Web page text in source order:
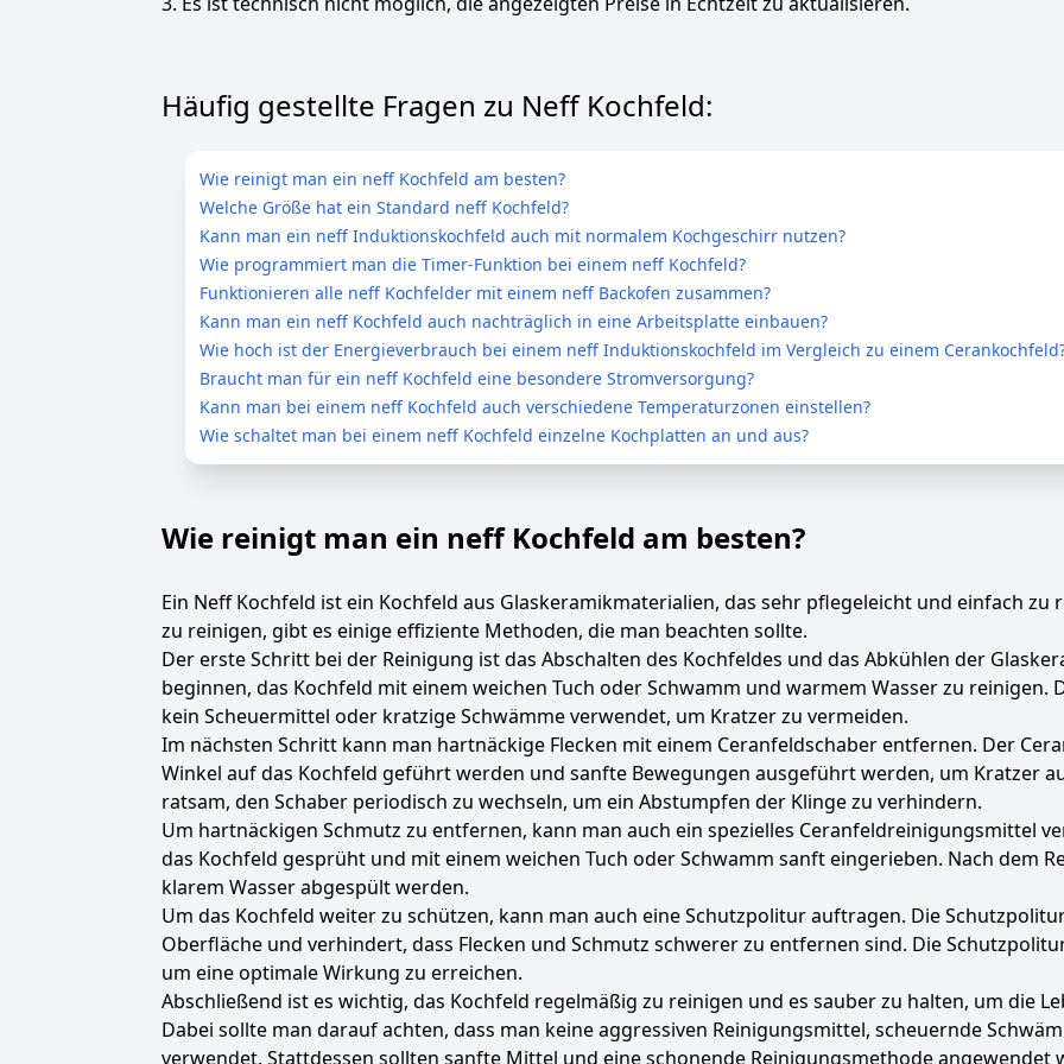
Häufig gestellte Fragen zu Neff Kochfeld:
Wie reinigt man ein neff Kochfeld am besten?
Welche Größe hat ein Standard neff Kochfeld?
Kann man ein neff Induktionskochfeld auch mit normalem Kochgeschirr nutzen?
Wie programmiert man die Timer-Funktion bei einem neff Kochfeld?
Funktionieren alle neff Kochfelder mit einem neff Backofen zusammen?
Kann man ein neff Kochfeld auch nachträglich in eine Arbeitsplatte einbauen?
Wie hoch ist der Energieverbrauch bei einem neff Induktionskochfeld im Vergleich zu einem
Braucht man für ein neff Kochfeld eine besondere Stromversorgung?
Kann man bei einem neff Kochfeld auch verschiedene Temperaturzonen einstellen?
Wie schaltet man bei einem neff Kochfeld einzelne Kochplatten an und aus?
Wie reinigt man ein neff Kochfeld am besten?
Ein Neff Kochfeld ist ein Kochfeld aus Glaskeramikmaterialien, das sehr pflegeleicht und einfach zu
zu reinigen, gibt es einige effiziente Methoden, die man beachten sollte.
Der erste Schritt bei der Reinigung ist das Abschalten des Kochfeldes und das Abkühlen der
beginnen, das Kochfeld mit einem weichen Tuch oder Schwamm und warmem Wasser zu reinigen.
kein Scheuermittel oder kratzige Schwämme verwendet, um Kratzer zu vermeiden.
Im nächsten Schritt kann man hartnäckige Flecken mit einem Ceranfeldschaber entfernen. Der
Winkel auf das Kochfeld geführt werden und sanfte Bewegungen ausgeführt werden, um Kratzer
ratsam, den Schaber periodisch zu wechseln, um ein Abstumpfen der Klinge zu verhindern.
Um hartnäckigen Schmutz zu entfernen, kann man auch ein spezielles Ceranfeldreinigungsmittel
das Kochfeld gesprüht und mit einem weichen Tuch oder Schwamm sanft eingerieben. Nach dem
klarem Wasser abgespült werden.
Um das Kochfeld weiter zu schützen, kann man auch eine Schutzpolitur auftragen. Die
Oberfläche und verhindert, dass Flecken und Schmutz schwerer zu entfernen sind. Die
um eine optimale Wirkung zu erreichen.
Abschließend ist es wichtig, das Kochfeld regelmäßig zu reinigen und es sauber zu halten, um die
Dabei sollte man darauf achten, dass man keine aggressiven Reinigungsmittel, scheuernde
verwendet. Stattdessen sollten sanfte Mittel und eine schonende Reinigungsmethode angewendet